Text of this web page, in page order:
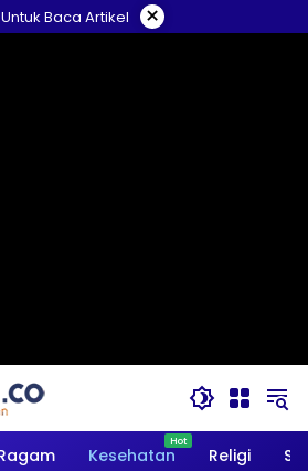
Baca Artikel ×
Kesehatan Religi